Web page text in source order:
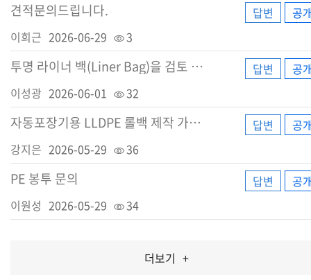
견적문의드립니다. 답변
공
이희근 2026-06-29 3
투명 라이너 백(Liner Bag)을 검토 중이며, 아래 사양으로 주문 제작 가능 여부 및 견적 문 답변
공
이성광 2026-06-01 32
자동포장기용 LLDPE 롤백 제작 가능 여부 문의드립니다. 답변
공
강지은 2026-05-29 36
PE 봉투 문의 답변
공
이원성 2026-05-29 34
더보기 +